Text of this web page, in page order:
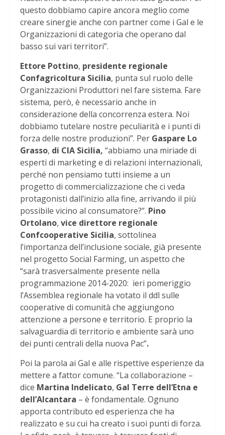
questo dobbiamo capire ancora meglio come
creare sinergie anche con partner come i Gal e le
Organizzazioni di categoria che operano dal
basso sui vari territori”.
Ettore Pottino, presidente regionale
Confagricoltura Sicilia, punta sul ruolo delle
Organizzazioni Produttori nel fare sistema. Fare
sistema, però, è necessario anche in
considerazione della concorrenza estera. Noi
dobbiamo tutelare nostre peculiarità e i punti di
forza delle nostre produzioni”. Per Gaspare Lo
Grasso, di CIA Sicilia, “abbiamo una miriade di
esperti di marketing e di relazioni internazionali,
perché non pensiamo tutti insieme a un
progetto di commercializzazione che ci veda
protagonisti dall’inizio alla fine, arrivando il più
possibile vicino al consumatore?”. Pino
Ortolano, vice direttore regionale
Confcooperative Sicilia, sottolinea
l’importanza dell’inclusione sociale, già presente
nel progetto Social Farming, un aspetto che
“sarà trasversalmente presente nella
programmazione 2014-2020: ieri pomeriggio
l’Assemblea regionale ha votato il ddl sulle
cooperative di comunità che aggiungono
attenzione a persone e territorio. E proprio la
salvaguardia di territorio e ambiente sarà uno
dei punti centrali della nuova Pac”.
Poi la parola ai Gal e alle rispettive esperienze da
mettere a fattor comune. “La collaborazione –
dice Martina Indelicato, Gal Terre dell’Etna e
dell’Alcantara – è fondamentale. Ognuno
apporta contributo ed esperienza che ha
realizzato e su cui ha creato i suoi punti di forza.